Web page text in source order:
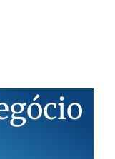
gócio